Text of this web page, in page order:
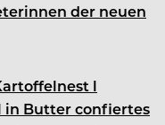
der neuen
l
in Butter confiertes